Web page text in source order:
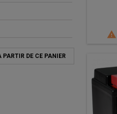
PARTIR DE CE PANIER
